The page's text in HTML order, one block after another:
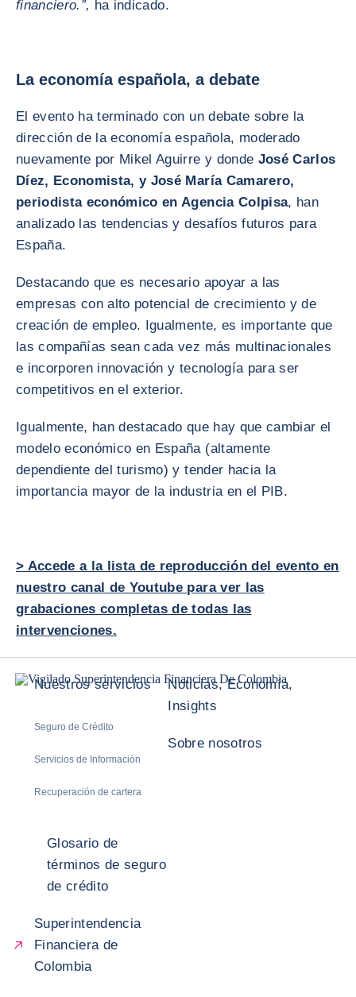
financiero.”, ha indicado.
La economía española, a debate
El evento ha terminado con un debate sobre la
dirección de la economía española, moderado
nuevamente por Mikel Aguirre y donde José Carlos
Díez, Economista, y José María Camarero,
periodista económico en Agencia Colpisa, han
analizado las tendencias y desafíos futuros para
España.
Destacando que es necesario apoyar a las
empresas con alto potencial de crecimiento y de
creación de empleo. Igualmente, es importante que
las compañías sean cada vez más multinacionales
e incorporen innovación y tecnología para ser
competitivos en el exterior.
Igualmente, han destacado que hay que cambiar el
modelo económico en España (altamente
dependiente del turismo) y tender hacia la
importancia mayor de la industria en el PIB.
> Accede a la lista de reproducción del evento en
nuestro canal de Youtube para ver las
grabaciones completas de todas las
intervenciones.
Nuestros servicios
Seguro de Crédito
Servicios de Información
Recuperación de cartera
Noticias, Economía,
Insights
Sobre nosotros
Glosario de
términos de seguro
de crédito
Superintendencia
Financiera de
Colombia